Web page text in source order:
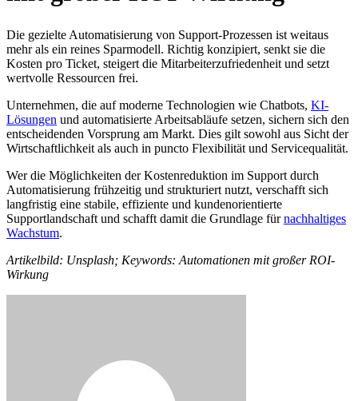
Die gezielte Automatisierung von Support-Prozessen ist weitaus
mehr als ein reines Sparmodell. Richtig konzipiert, senkt sie die
Kosten pro Ticket, steigert die Mitarbeiterzufriedenheit und setzt
wertvolle Ressourcen frei.
Unternehmen, die auf moderne Technologien wie Chatbots, KI-
Lösungen und automatisierte Arbeitsabläufe setzen, sichern sich den
entscheidenden Vorsprung am Markt. Dies gilt sowohl aus Sicht der
Wirtschaftlichkeit als auch in puncto Flexibilität und Servicequalität.
Wer die Möglichkeiten der Kostenreduktion im Support durch
Automatisierung frühzeitig und strukturiert nutzt, verschafft sich
langfristig eine stabile, effiziente und kundenorientierte
Supportlandschaft und schafft damit die Grundlage fürnachhaltiges
Wachstum.
Artikelbild: Unsplash; Keywords: Automationen mit großer ROI-
Wirkung